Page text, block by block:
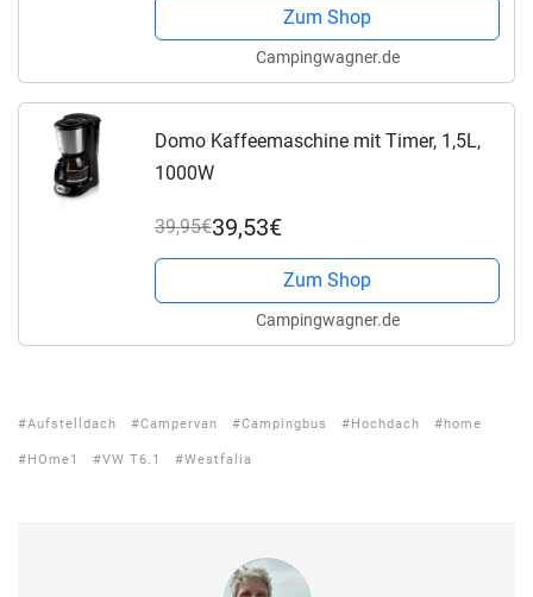
Zum Shop
Campingwagner.de
Domo Kaffeemaschine mit Timer, 1,5L,
1000W
39,95€39,53€
Zum Shop
Campingwagner.de
Aufstelldach Campervan Campingbus Hochdach home
HOme1 VW T6.1 Westfalia